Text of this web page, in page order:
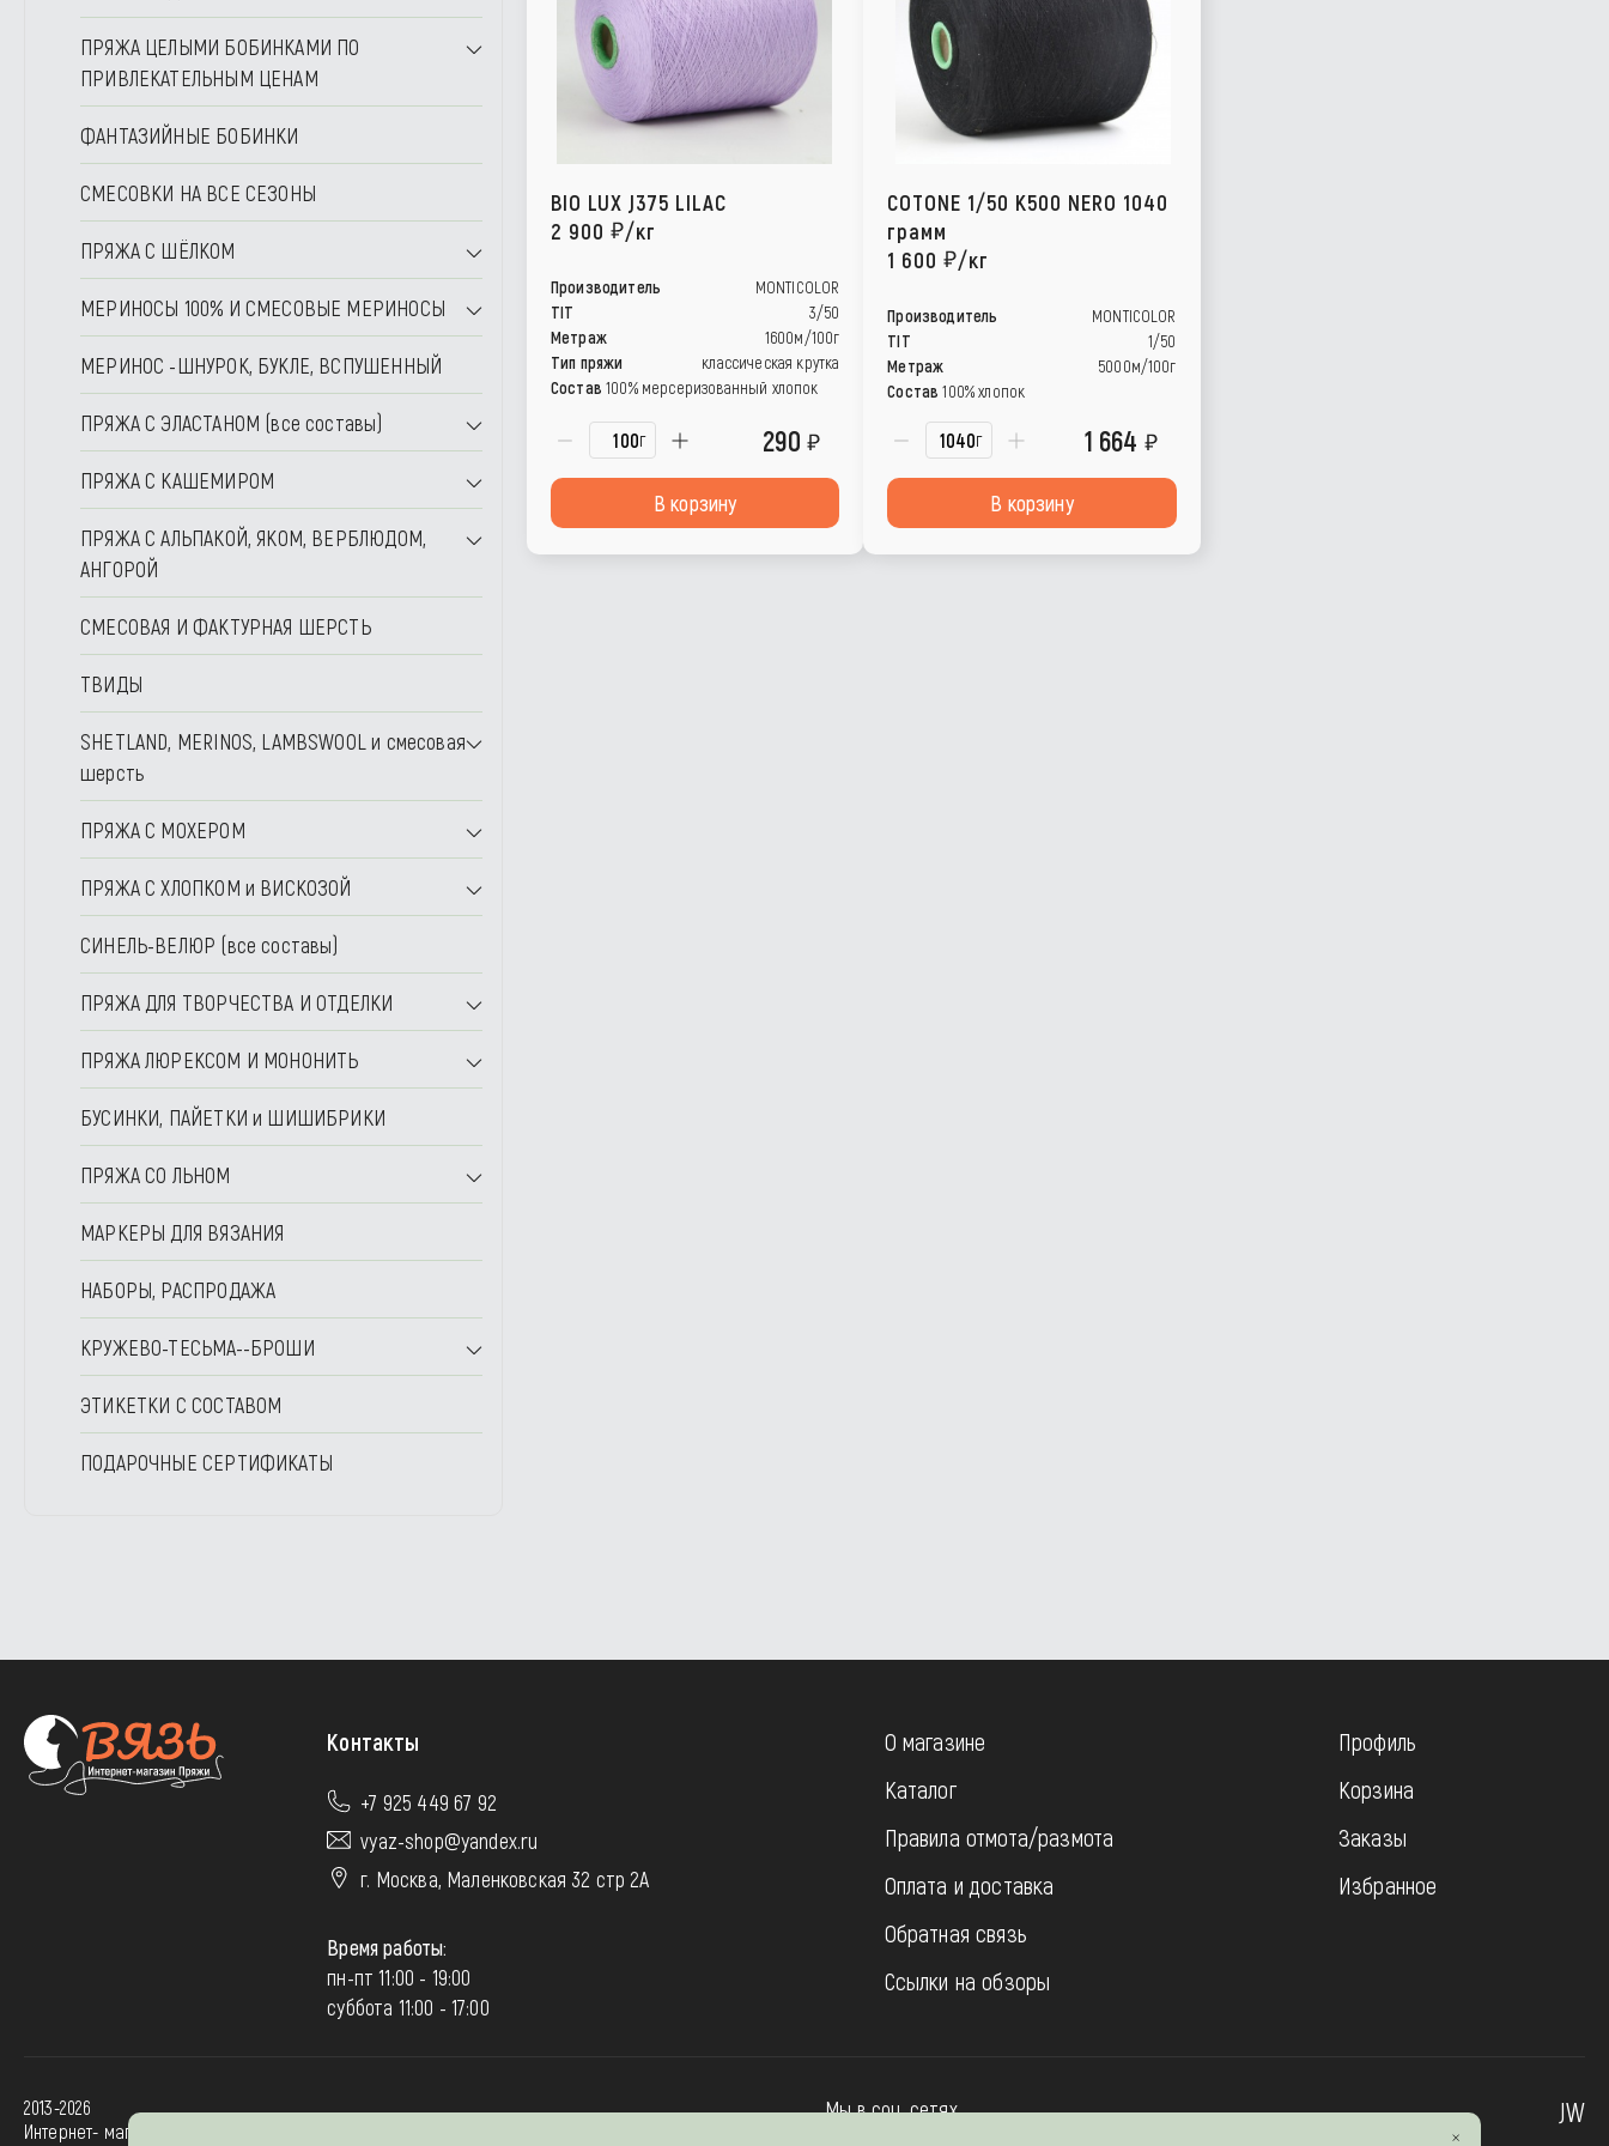
ПРЯЖА ЦЕЛЫМИ БОБИНКАМИ ПО
ПРИВЛЕКАТЕЛЬНЫМ ЦЕНАМ
ФАНТАЗИЙНЫЕ БОБИНКИ
СМЕСОВКИ НА ВСЕ СЕЗОНЫ
ПРЯЖА С ШЁЛКОМ
МЕРИНОСЫ 100% И СМЕСОВЫЕ МЕРИНОСЫ
МЕРИНОС -ШНУРОК, БУКЛЕ, ВСПУШЕННЫЙ
ПРЯЖА С ЭЛАСТАНОМ (все составы)
ПРЯЖА С КАШЕМИРОМ
ПРЯЖА С АЛЬПАКОЙ, ЯКОМ, ВЕРБЛЮДОМ,
АНГОРОЙ
СМЕСОВАЯ И ФАКТУРНАЯ ШЕРСТЬ
ТВИДЫ
SHETLAND, MERINOS, LAMBSWOOL и смесовая
шерсть
ПРЯЖА С МОХЕРОМ
ПРЯЖА С ХЛОПКОМ и ВИСКОЗОЙ
СИНЕЛЬ-ВЕЛЮР (все составы)
ПРЯЖА ДЛЯ ТВОРЧЕСТВА И ОТДЕЛКИ
ПРЯЖА ЛЮРЕКСОМ И МОНОНИТЬ
БУСИНКИ, ПАЙЕТКИ и ШИШИБРИКИ
ПРЯЖА СО ЛЬНОМ
МАРКЕРЫ ДЛЯ ВЯЗАНИЯ
НАБОРЫ, РАСПРОДАЖА
КРУЖЕВО-ТЕСЬМА--БРОШИ
ЭТИКЕТКИ С СОСТАВОМ
ПОДАРОЧНЫЕ СЕРТИФИКАТЫ
BIO LUX J375 LILAC
2 900
/кг
Производитель
MONTICOLOR
TIT
3/50
Метраж
1600м/100г
Тип пряжи
классическая крутка
Состав 100% мерсеризованный хлопок
г 290
В корзину
COTONE 1/50 K500 NERO 1040
грамм
1 600 /кг
Производитель
MONTICOLOR
TIT
1/50
Метраж
5000м/100г
Состав 100% хлопок
г 1 664
В корзину
Контакты
+7 925 449 67 92
vyaz-shop@yandex.ru
г. Москва, Маленковская 32 стр 2А
Время работы:
пн-пт 11:00 - 19:00
суббота 11:00 - 17:00
О магазине
Каталог
Правила отмота/размота
Оплата и доставка
Обратная связь
Ссылки на обзоры
Профиль
Корзина
Заказы
Избранное
2013-2026
Интернет- магазин “Вязь-шоп”
Мы в соц. сетях JW